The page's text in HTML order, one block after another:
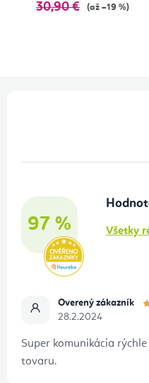
30,90 € (až –19 %)
97 % Všetky
Overený zákazník
28.2.2024
Super komunikácia
tovaru.